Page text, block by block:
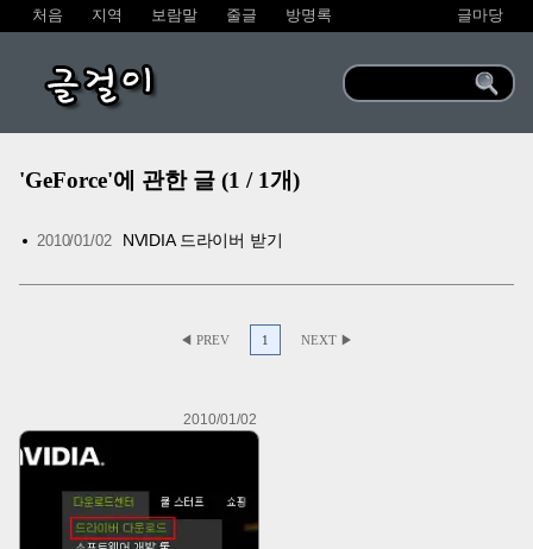
처음 지역 보람말 줄글 방명록 글마당
글걸이
'GeForce'에 관한 글 (1 / 1개)
2010/01/02 NVIDIA 드라이버 받기
◀ PREV 1 NEXT ▶
2010/01/02